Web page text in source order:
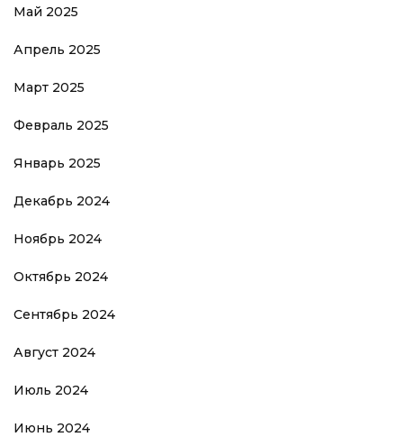
Май 2025
Апрель 2025
Март 2025
Февраль 2025
Январь 2025
Декабрь 2024
Ноябрь 2024
Октябрь 2024
Сентябрь 2024
Август 2024
Июль 2024
Июнь 2024